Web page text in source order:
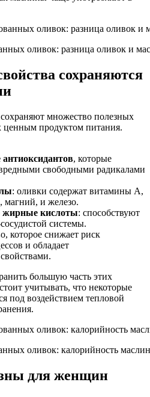
оливок: разница оливок и
сохраняются
множество полезных
ценным продуктом питания.
, которые
свободными радикалами
: оливки содержат витамины A,
магний, и железо.
кислоты: способствуют
системы.
которое снижает риск
и обладает
большую часть этих
учитывать, что некоторые
под воздействием тепловой
оливок: калорийность маслин
для женщин